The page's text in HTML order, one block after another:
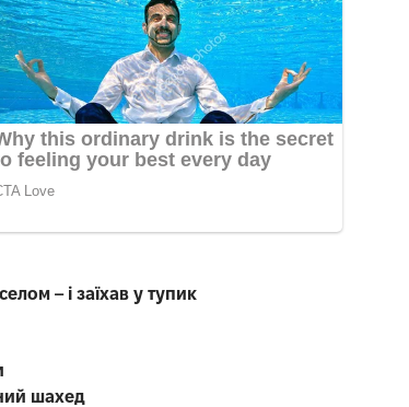
– і заїхав у тупик
шахед